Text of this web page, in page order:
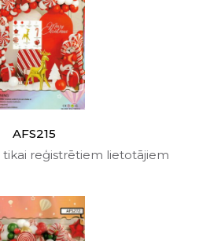
AFS215
tikai reģistrētiem lietotājiem